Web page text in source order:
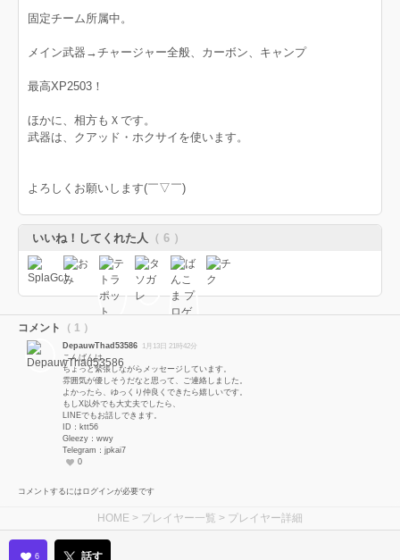
固定チーム所属中。
メイン武器→チャージャー全般、カーボン、キャンプ
最高XP2503！
ほかに、相方もＸです。
武器は、クアッド・ホクサイを使います。
よろしくお願いします(￣▽￣)
いいね！してくれた人 （ 6 ）
コメント （ 1 ）
DepauwThad53586 1月13日 21時42分
こんばんは。
ちょっと緊張しながらメッセージしています。
雰囲気が優しそうだなと思って、ご連絡しました。
よかったら、ゆっくり仲良くできたら嬉しいです。
もしX以外でも大丈夫でしたら、
LINEでもお話しできます。
ID：ktt56
Gleezy：wwy
Telegram：jpkai7
0
コメントするにはログインが必要です
HOME > プレイヤー一覧 > プレイヤー詳細
6 話す